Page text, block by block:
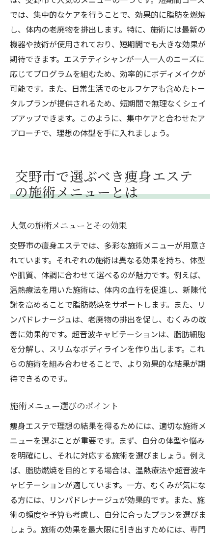
では、集中的なケアを行うことで、効果的に脂肪を燃焼
し、体内の老廃物を排出します。特に、施術には最新の
機器や技術が使用されており、短期間でも大きな効果が
期待できます。エステティシャンが一人一人のニーズに
応じてプログラムを組むため、効率的にボディメイクが
可能です。また、日常生活でのセルフケアも含めたトー
タルプランが提供されるため、短期間で無理なくシェイ
プアップできます。このように、集中ケアと合わせたア
プローチで、理想の体型を手に入れましょう。
交野市で選ぶべき痩身エステ
の施術メニューとは
人気の施術メニューとその効果
交野市の痩身エステでは、多彩な施術メニューが用意さ
れています。それぞれの施術は異なる効果を持ち、体型
や肌質、体調に合わせて選べるのが魅力です。例えば、
温熱療法を用いた施術は、体内の血行を促進し、新陳代
謝を高めることで脂肪燃焼をサポートします。また、リ
ンパドレナージュは、老廃物の排出を促し、むくみの改
善に効果的です。超音波キャビテーションは、脂肪細胞
を分解し、スリムなボディラインを作り出します。これ
らの施術を組み合わせることで、より効果的な結果が期
待できるのです。
施術メニュー選びのポイント
痩身エステで理想の結果を得るためには、適切な施術メ
ニューを選ぶことが重要です。まず、自分の体型や悩み
を明確にし、それに対応する施術を選びましょう。例え
ば、脂肪燃焼を目的とする場合は、温熱療法や超音波キ
ャビテーションが適しています。一方、むくみが気にな
る方には、リンパドレナージュが効果的です。また、施
術の頻度や予算も考慮し、自分に合ったプランを選びま
しょう。施術の効果を最大限に引き出すためには、専門